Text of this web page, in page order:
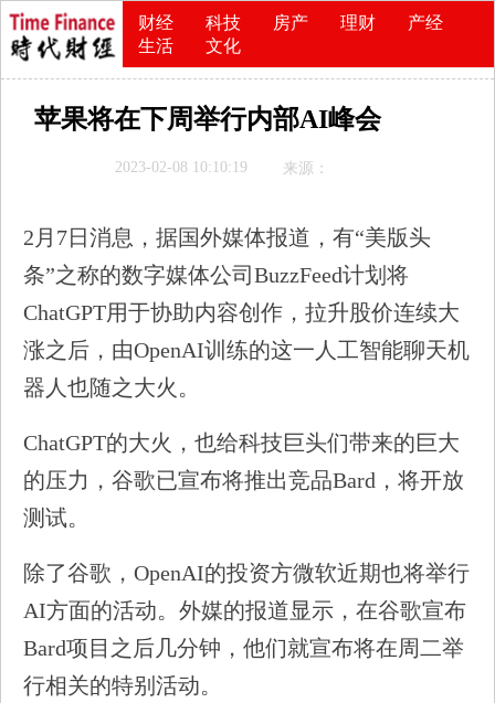
财经 科技 房产 理财
产经
生活
文化
苹果将在下周举行内部AI峰会
2023-02-08 10:10:19 来源：
2月7日消息，据国外媒体报道，有“美版头
条”之称的数字媒体公司BuzzFeed计划将
ChatGPT用于协助内容创作，拉升股价连续大
涨之后，由OpenAI训练的这一人工智能聊天机
器人也随之大火。
ChatGPT的大火，也给科技巨头们带来的巨大
的压力，谷歌已宣布将推出竞品Bard，将开放
测试。
除了谷歌，OpenAI的投资方微软近期也将举行
AI方面的活动。外媒的报道显示，在谷歌宣布
Bard项目之后几分钟，他们就宣布将在周二举
行相关的特别活动。